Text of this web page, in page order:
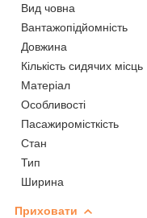
Вид човна
Вантажопідйомність
Довжина
Кількість сидячих місць
Матеріал
Особливості
Пасажиромісткість
Стан
Тип
Ширина
Приховати